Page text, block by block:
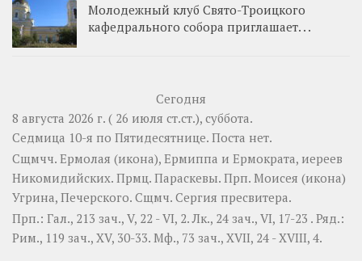
Молодежный клуб Свято-Троицкого
кафедрального собора приглашает. . .
Сегодня
8 августа 2026 г. ( 26 июля ст.ст.), суббота.
Седмица 10-я по Пятидесятнице. Поста нет.
Сщмчч. Ермолая (икона), Ермиппа и Ермократа, иереев
Никомидийских. Прмц. Параскевы. Прп. Моисея (икона)
Угрина, Печерского. Сщмч. Сергия пресвитера.
Прп.: Гал., 213 зач., V, 22 - VI, 2. Лк., 24 зач., VI, 17-23 . Ряд.:
Рим., 119 зач., XV, 30-33. Мф., 73 зач., XVII, 24 - XVIII, 4.